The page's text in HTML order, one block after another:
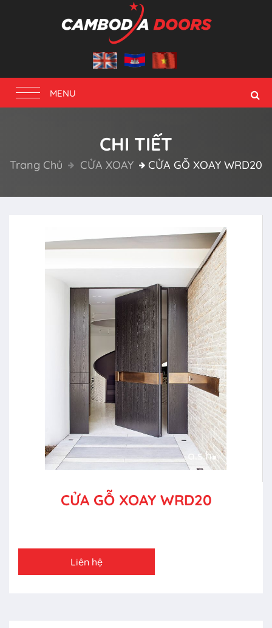
Toggle
navigation
MENU
CHI TIẾT
Trang Chủ CỬA XOAY CỬA GỖ XOAY WRD20
CỬA GỖ XOAY WRD20
Liên hệ